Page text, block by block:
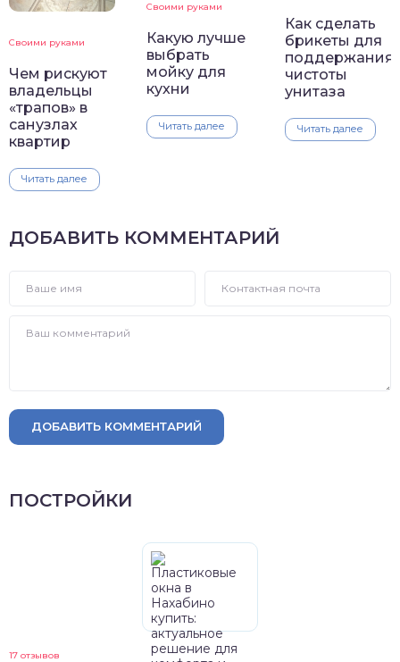
Своими руками
Чем рискуют
владельцы
«трапов» в
санузлах
квартир
Читать далее
Своими руками
Какую лучше
выбрать
мойку для
кухни
Читать далее
Как сделать
брикеты для
поддержания
чистоты
унитаза
Читать далее
ДОБАВИТЬ КОММЕНТАРИЙ
ДОБАВИТЬ КОММЕНТАРИЙ
ПОСТРОЙКИ
17 отзывов